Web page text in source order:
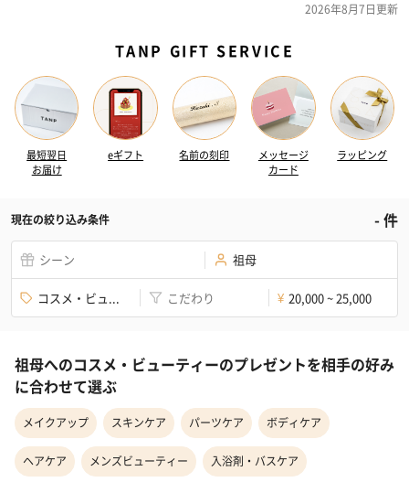
2026年8月7日更新
TANP GIFT SERVICE
最短翌日
お届け
eギフト 名前の刻印
メッセージ
カード
ラッピング
現在の絞り込み条件 -件
シーン 祖母
コスメ・ビュ... こだわり ¥ 20,000 ~ 25,000
祖母へのコスメ・ビューティーのプレゼントを相手の好み
に合わせて選ぶ
メイクアップ スキンケア パーツケア ボディケア
ヘアケア メンズビューティー 入浴剤・バスケア